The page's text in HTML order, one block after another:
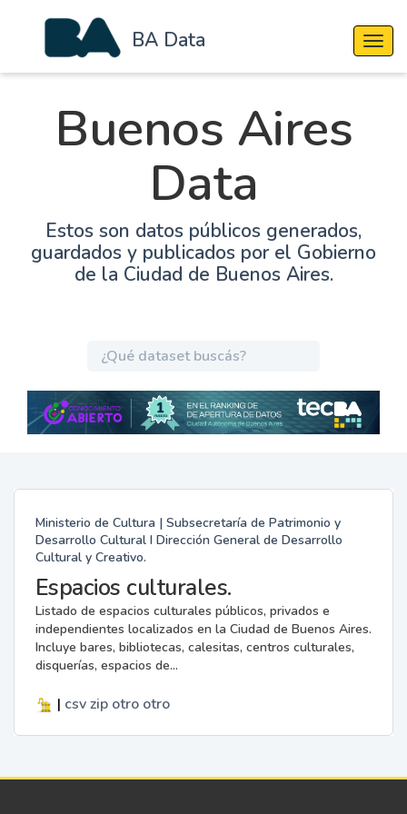
BA Data
Buenos Aires
Data
Estos son datos públicos generados,
guardados y publicados por el Gobierno
de la Ciudad de Buenos Aires.
Ministerio de Cultura | Subsecretaría de Patrimonio y
Desarrollo Cultural I Dirección General de Desarrollo
Cultural y Creativo.
Espacios culturales.
Listado de espacios culturales públicos, privados e
independientes localizados en la Ciudad de Buenos Aires.
Incluye bares, bibliotecas, calesitas, centros culturales,
disquerías, espacios de...
| csv zip otro otro